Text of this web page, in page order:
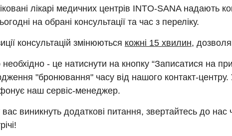
лікарі медичних центрів INTO-SANA надають
на обрані консультації та час з переліку.
консультацій змінюються кожні 15 хвилин,
- це натиснути на кнопку “Записатися на
"бронювання" часу від нашого контакт-
наш сервіс-менеджер.
виникнуть додаткові питання, звертайтесь до нас